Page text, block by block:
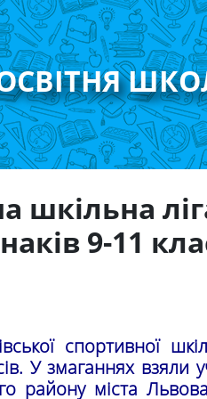
шкільна
9-11
спортивної
У змаганнях взяли
району міста